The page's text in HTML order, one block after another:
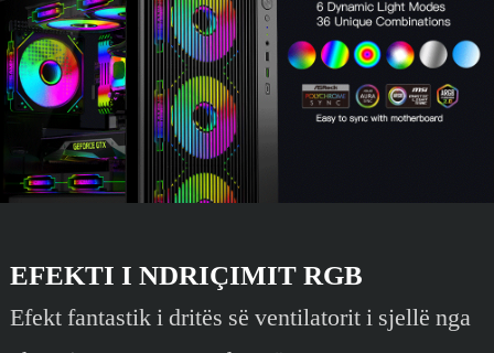
EFEKTI I NDRIÇIMIT RGB
Efekt fantastik i dritës së ventilatorit i sjellë nga